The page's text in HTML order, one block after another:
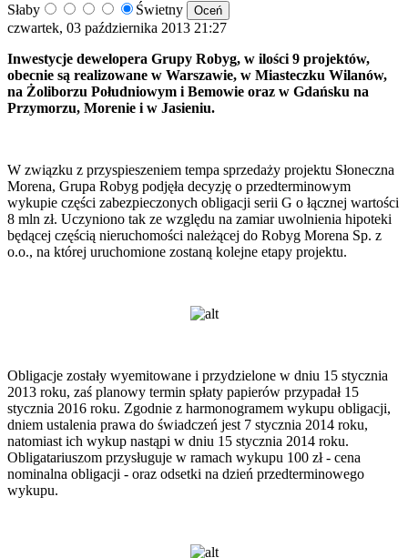
Słaby
Świetny
czwartek, 03 października 2013 21:27
Inwestycje dewelopera Grupy Robyg, w ilości 9 projektów,
obecnie są realizowane w Warszawie, w Miasteczku Wilanów,
na Żoliborzu Południowym i Bemowie oraz w Gdańsku na
Przymorzu, Morenie i w Jasieniu.
W związku z przyspieszeniem tempa sprzedaży projektu Słoneczna
Morena, Grupa Robyg podjęła decyzję o przedterminowym
wykupie części zabezpieczonych obligacji serii G o łącznej wartości
8 mln zł. Uczyniono tak ze względu na zamiar uwolnienia hipoteki
będącej częścią nieruchomości należącej do Robyg Morena Sp. z
o.o., na której uruchomione zostaną kolejne etapy projektu.
Obligacje zostały wyemitowane i przydzielone w dniu 15 stycznia
2013 roku, zaś planowy termin spłaty papierów przypadał 15
stycznia 2016 roku. Zgodnie z harmonogramem wykupu obligacji,
dniem ustalenia prawa do świadczeń jest 7 stycznia 2014 roku,
natomiast ich wykup nastąpi w dniu 15 stycznia 2014 roku.
Obligatariuszom przysługuje w ramach wykupu 100 zł - cena
nominalna obligacji - oraz odsetki na dzień przedterminowego
wykupu.